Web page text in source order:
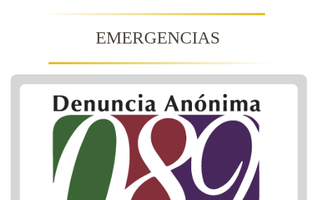
EMERGENCIAS